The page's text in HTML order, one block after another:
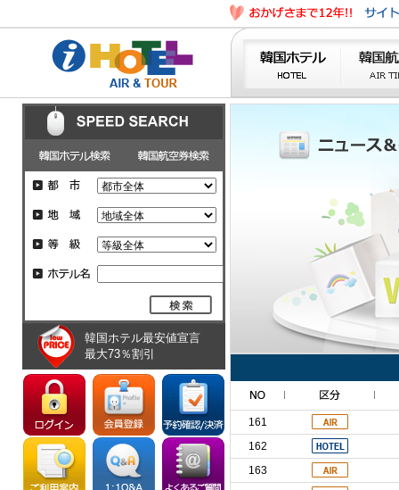
韓国ホテル最安値宣言
最大73％割引
161
162
163